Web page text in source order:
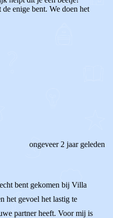
enige bent. We doen het
ongeveer 2 jaar geleden
bent gekomen bij Villa
het gevoel het lastig te
partner heeft. Voor mij is